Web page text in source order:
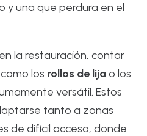
y una que perdura en el
la restauración, contar
los rollos de lijao los
versátil. Estos
tanto a zonas
de difícil acceso, donde